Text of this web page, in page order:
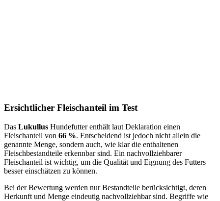
Ersichtlicher Fleischanteil im Test
Das Lukullus Hundefutter enthält laut Deklaration einen
Fleischanteil von 66 %. Entscheidend ist jedoch nicht allein die
genannte Menge, sondern auch, wie klar die enthaltenen
Fleischbestandteile erkennbar sind. Ein nachvollziehbarer
Fleischanteil ist wichtig, um die Qualität und Eignung des Futters
besser einschätzen zu können.
Bei der Bewertung werden nur Bestandteile berücksichtigt, deren
Herkunft und Menge eindeutig nachvollziehbar sind. Begriffe wie